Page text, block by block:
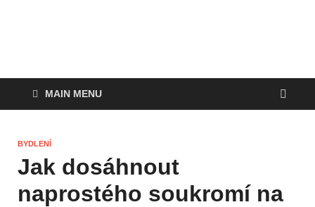
MAIN MENU
BYDLENÍ
Jak dosáhnout
naprostého soukromí na